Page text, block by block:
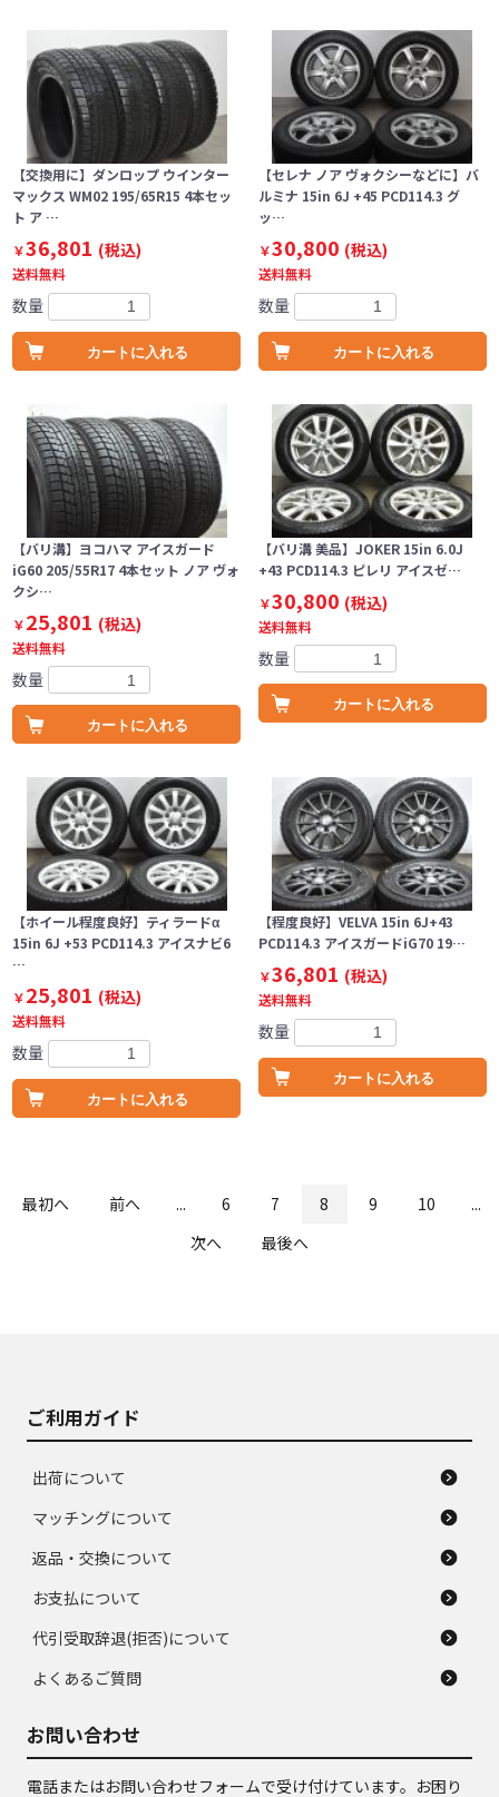
【交換用に】ダンロップ ウインター
マックス WM02 195/65R15 4本セッ
ト ア …
￥36,801 (税込)
送料無料
数量
カートに入れる
【セレナ ノア ヴォクシーなどに】バ
ルミナ 15in 6J +45 PCD114.3 グ
ッ…
￥30,800 (税込)
送料無料
数量
カートに入れる
【バリ溝】ヨコハマ アイスガード
iG60 205/55R17 4本セット ノア ヴォ
クシ…
￥25,801 (税込)
送料無料
数量
カートに入れる
【バリ溝 美品】JOKER 15in 6.0J
+43 PCD114.3 ピレリ アイスゼ…
￥30,800 (税込)
送料無料
数量
カートに入れる
【ホイール程度良好】ティラードα
15in 6J +53 PCD114.3 アイスナビ6
…
￥25,801 (税込)
送料無料
数量
カートに入れる
【程度良好】VELVA 15in 6J+43
PCD114.3 アイスガードiG70 19…
￥36,801 (税込)
送料無料
数量
カートに入れる
最初へ 前へ ... 6 7 8 9 10
...
次へ
最後へ
ご利用ガイド
出荷について
マッチングについて
返品・交換について
お支払について
代引受取辞退(拒否)について
よくあるご質問
お問い合わせ
電話またはお問い合わせフォームで受け付けています。お困り